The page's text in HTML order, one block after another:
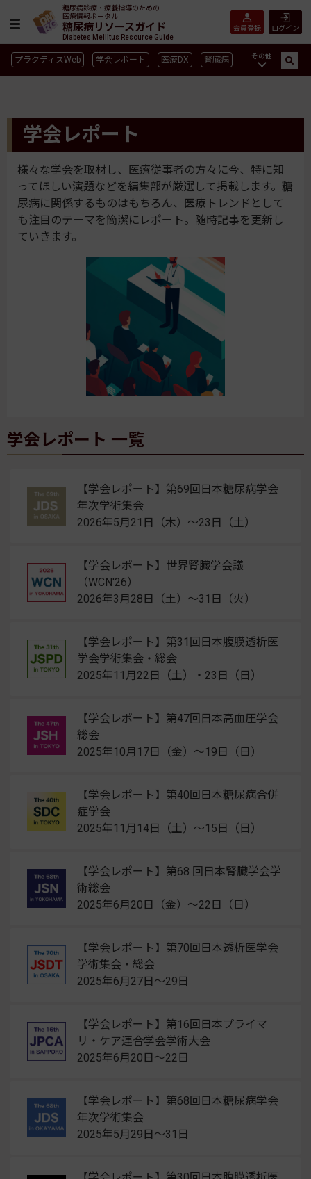
糖尿病診療・療養指導のための
医療情報ポータル
糖尿病リソースガイド
Diabetes Mellitus Resource Guide
ログイン
会員登録
プラクティスWeb 学会レポート 医療DX 腎臓病
インスリン製剤 薬物療法
合併症 ガイドライン
その他
学会レポート
様々な学会を取材し、医療従事者の方々に今、特に知
ってほしい演題などを編集部が厳選して掲載します。糖
尿病に関係するものはもちろん、医療トレンドとして
も注目のテーマを簡潔にレポート。随時記事を更新し
ていきます。
学会レポート 一覧
【学会レポート】第69回日本糖尿病学会
年次学術集会
2026年5月21日（木）〜23日（土）
【学会レポート】世界腎臓学会議
（WCN'26）
2026年3月28日（土）〜31日（火）
【学会レポート】第31回日本腹膜透析医
学会学術集会・総会
2025年11月22日（土）・23日（日）
【学会レポート】第47回日本高血圧学会
総会
2025年10月17日（金）～19日（日）
【学会レポート】第40回日本糖尿病合併
症学会
2025年11月14日（土）～15日（日）
【学会レポート】第68 回日本腎臓学会学
術総会
2025年6月20日（金）～22日（日）
【学会レポート】第70回日本透析医学会
学術集会・総会
2025年6月27日～29日
【学会レポート】第16回日本プライマ
リ・ケア連合学会学術大会
2025年6月20日～22日
【学会レポート】第68回日本糖尿病学会
年次学術集会
2025年5月29日～31日